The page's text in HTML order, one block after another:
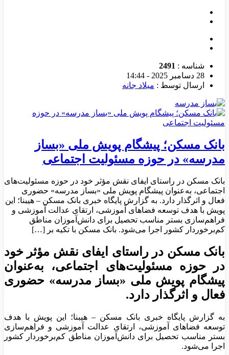
شناسه : 2491
28 دسامبر 2025 - 14:44
ارسال توسط : میلاد جانه
بانک مسکن؛ پیشگام پویش ملی «بساز
مدرسه» در حوزه مسئولیت اجتماعی
بانک مسکن در راستای ایفای نقش مؤثر خود در حوزه مسئولیت‌های
اجتماعی، به‌عنوان پیشگام پویش ملی «بساز مدرسه» حضوری
فعال و اثرگذار دارد. به گزارش پایگاه خبری بانک مسکن – هیبنا؛ این
پویش با هدف توسعه فضاهای آموزشی، ارتقای عدالت آموزشی و
فراهم‌سازی بستر مناسب تحصیل برای دانش‌آموزان مناطق
کم‌برخوردار کشور اجرا می‌شود. بانک مسکن با تکیه بر […]
بانک مسکن در راستای ایفای نقش مؤثر خود
در حوزه مسئولیت‌های اجتماعی، به‌عنوان
پیشگام پویش ملی «بساز مدرسه» حضوری
فعال و اثرگذار دارد.
به گزارش پایگاه خبری بانک مسکن – هیبنا؛ این پویش با هدف
توسعه فضاهای آموزشی، ارتقای عدالت آموزشی و فراهم‌سازی
بستر مناسب تحصیل برای دانش‌آموزان مناطق کم‌برخوردار کشور
اجرا می‌شود.